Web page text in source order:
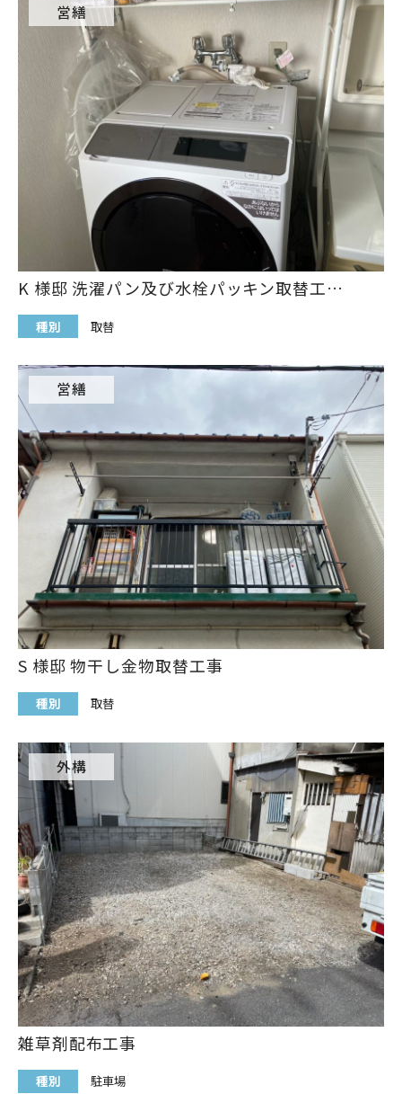
営繕
K 様邸 洗濯パン及び水栓パッキン取替工…
種別 取替
営繕
S 様邸 物干し金物取替工事
種別 取替
外構
雑草剤配布工事
種別 駐車場